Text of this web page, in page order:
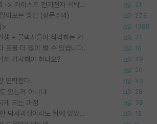
경북대 컴퓨터학부 4.4 -> 카이스트 전기전자 석박사통합과정 합격 21
아보는 방법 (장문주의) 273
> 1388
생 + 물박사들이 착각하는 거 71
돈을 더 많이 벌 수 있습니다. 16
께 감사해야 하나요? 49
20
연락한다. 43
있는거 아니냐 28
게 되는 과정 38
진짜 제발 적당히 똑똑한 박사과정이라도 위에 있었으면.. 13